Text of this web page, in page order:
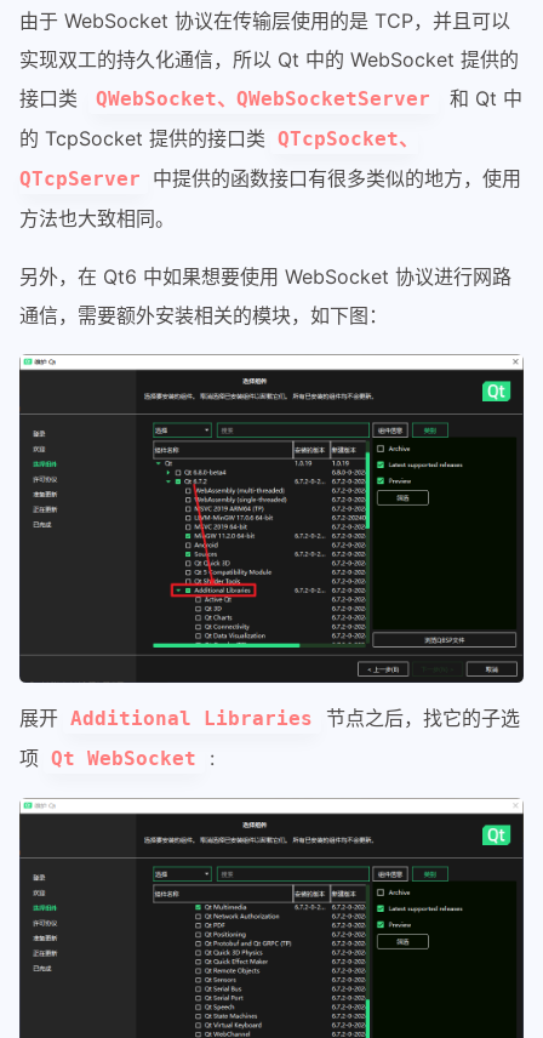
由于 WebSocket 协议在传输层使用的是 TCP，并且可以
实现双工的持久化通信，所以 Qt 中的 WebSocket 提供的
接口类
QWebSocket、QWebSocketServer
和 Qt 中
的 TcpSocket 提供的接口类 QTcpSocket、
QTcpServer
中提供的函数接口有很多类似的地方，使用
方法也大致相同。
另外，在 Qt6 中如果想要使用 WebSocket 协议进行网路
通信，需要额外安装相关的模块，如下图：
展开 Additional Libraries
节点之后，找它的子选
项 Qt WebSocket :